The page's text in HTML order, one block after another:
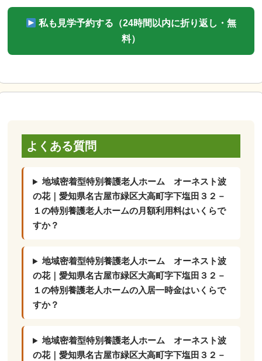
私も見学予約する（24時間以内に折り返し・無
料）
よくある質問
地域密着型特別養護老人ホーム オーネスト波
の花｜愛知県名古屋市緑区大高町字下塩田３２－
１の特別養護老人ホームの月額利用料はいくらで
すか？
地域密着型特別養護老人ホーム オーネスト波
の花｜愛知県名古屋市緑区大高町字下塩田３２－
１の特別養護老人ホームの入居一時金はいくらで
すか？
地域密着型特別養護老人ホーム オーネスト波
の花｜愛知県名古屋市緑区大高町字下塩田３２－